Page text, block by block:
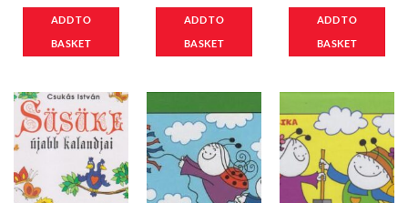
ADD TO
BASKET
ADD TO
BASKET
ADD TO
BASKET